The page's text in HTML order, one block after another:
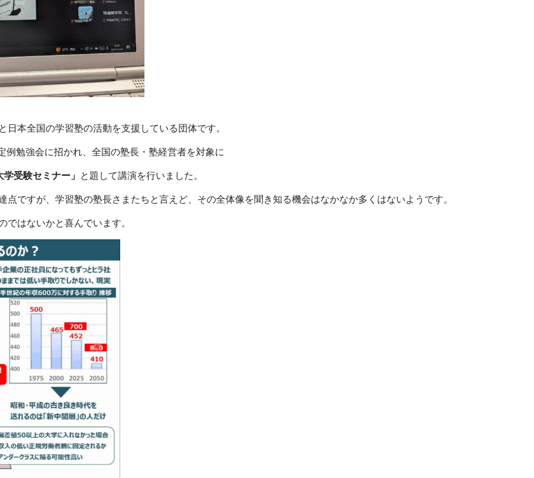
本全国の学習塾の活動を支援している団体です。
例勉強会に招かれ、全国の塾長・塾経営者を対象に
受験セミナー」 と題して講演を行いました。
ですが、学習塾の塾長さまたちと言えど、その全体像を聞き知る機会はなかなか多くはないようです。
はないかと喜んでいます。